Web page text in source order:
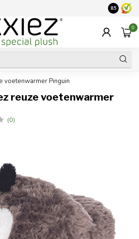
Vraag
8.5
0
voetenwarmer Pinguin
reuze voetenwarmer
(0)